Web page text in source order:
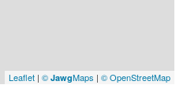
Leaflet | © JawgMaps | © OpenStreetMap